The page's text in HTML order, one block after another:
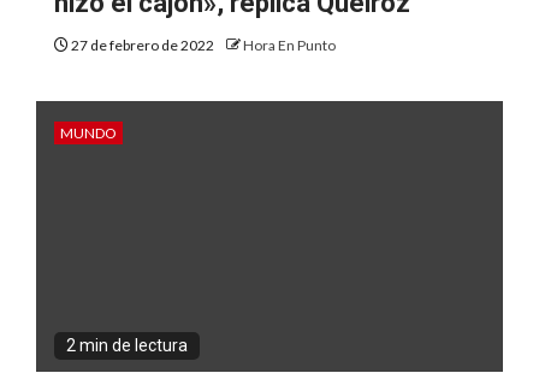
27 de febrero de 2022 Hora En Punto
MUNDO
2 min de lectura